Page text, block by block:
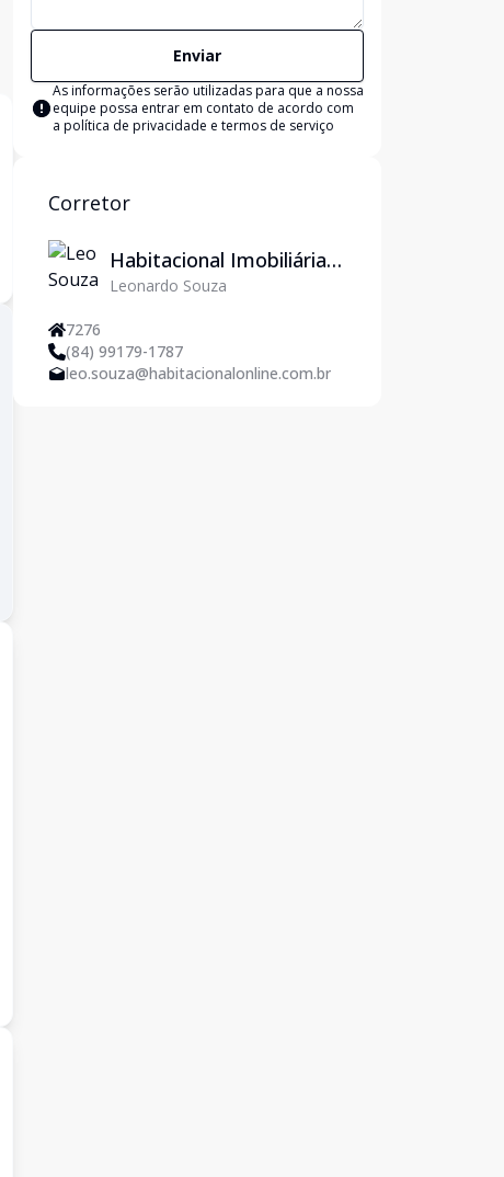
Enviar
As informações serão utilizadas para que a nossa
equipe possa entrar em contato de acordo com
a política de privacidade e termos de serviço
Corretor
Habitacional Imobiliária
em Natal/RN - Imoveis
Leonardo Souza
7276
(84) 99179-1787
leo.souza@habitacionalonline.com.br